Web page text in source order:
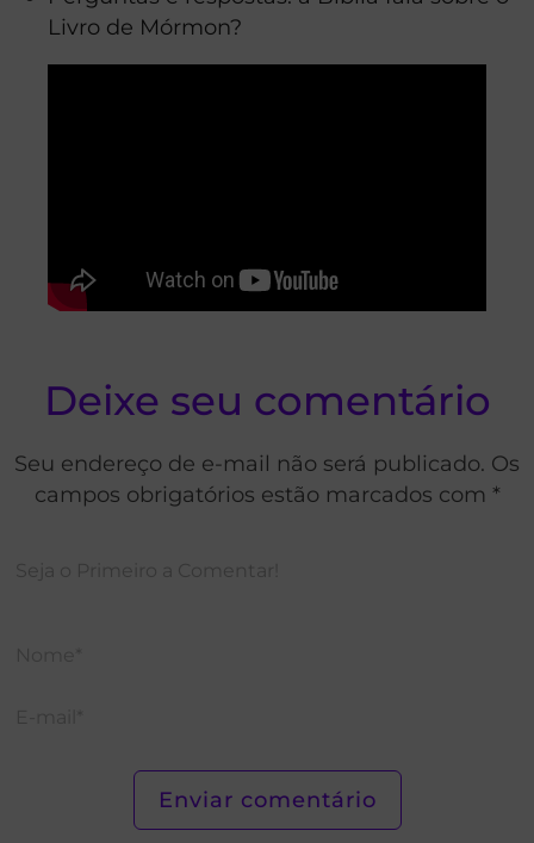
Livro de Mórmon?
Deixe seu comentário
Seu endereço de e-mail não será publicado. Os
campos obrigatórios estão marcados com *